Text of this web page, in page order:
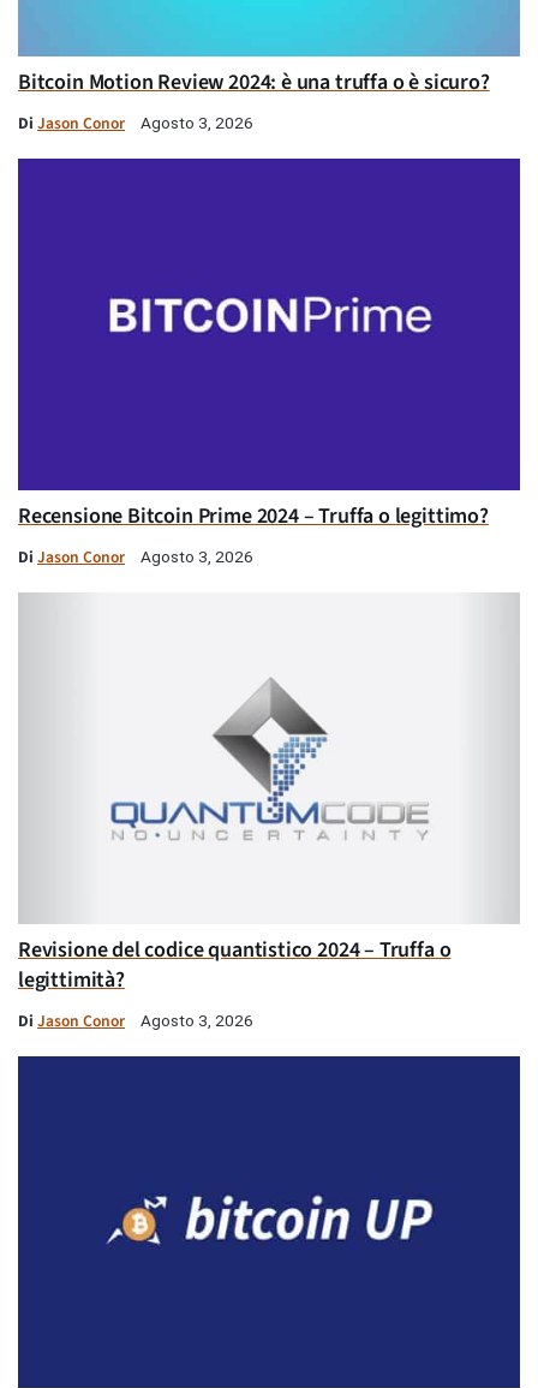
Bitcoin Motion Review 2024: è una truffa o è sicuro?
Di Jason Conor Agosto 3, 2026
Recensione Bitcoin Prime 2024 – Truffa o legittimo?
Di Jason Conor Agosto 3, 2026
Revisione del codice quantistico 2024 – Truffa o
legittimità?
Di Jason Conor Agosto 3, 2026